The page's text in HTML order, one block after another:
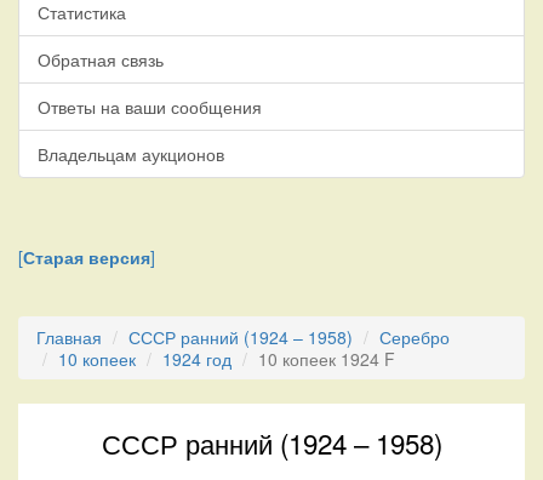
Статистика
Обратная связь
Ответы на ваши сообщения
Владельцам аукционов
[Старая версия]
Главная СССР ранний (1924 – 1958)
Серебро
10 копеек
1924 год 10 копеек 1924 F
СССР ранний (1924 – 1958)